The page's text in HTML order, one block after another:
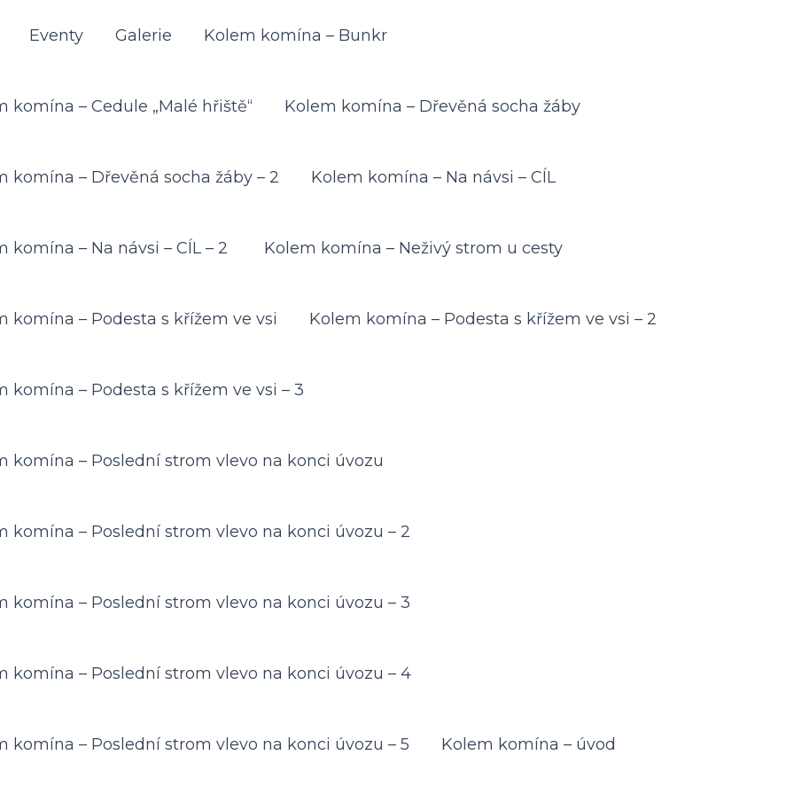
Eventy Galerie Kolem komína – Bunkr
komína – Cedule „Malé hřiště“ Kolem komína – Dřevěná socha žáby
komína – Dřevěná socha žáby – 2 Kolem komína – Na návsi – CÍL
komína – Na návsi – CÍL – 2 Kolem komína – Neživý strom u cesty
komína – Podesta s křížem ve vsi Kolem komína – Podesta s křížem ve vsi – 2
komína – Podesta s křížem ve vsi – 3
komína – Poslední strom vlevo na konci úvozu
komína – Poslední strom vlevo na konci úvozu – 2
komína – Poslední strom vlevo na konci úvozu – 3
komína – Poslední strom vlevo na konci úvozu – 4
komína – Poslední strom vlevo na konci úvozu – 5 Kolem komína – úvod